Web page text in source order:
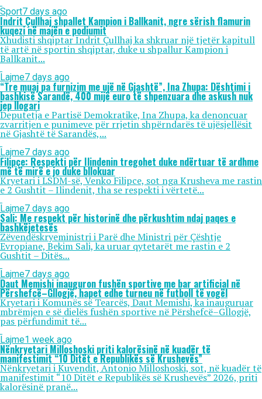
Sport7 days ago
Indrit Çullhaj shpallet Kampion i Ballkanit, ngre sërish flamurin
kuqezi në majën e podiumit
Xhudisti shqiptar Indrit Çullhaj ka shkruar një tjetër kapitull
të artë në sportin shqiptar, duke u shpallur Kampion i
Ballkanit...
Lajme7 days ago
“Tre muaj pa furnizim me ujë në Gjashtë”, Ina Zhupa: Dështimi i
bashkisë Sarandë, 400 mijë euro të shpenzuara dhe askush nuk
jep llogari
Deputetja e Partisë Demokratike, Ina Zhupa, ka denoncuar
zvarritjen e punimeve për rrjetin shpërndarës të ujësjellësit
në Gjashtë të Sarandës,...
Lajme7 days ago
Filipçe: Respekti për Ilindenin tregohet duke ndërtuar të ardhme
më të mirë e jo duke bllokuar
Kryetari i LSDM-së, Venko Filipce, sot nga Krusheva me rastin
e 2 Gushtit – Ilindenit, tha se respekti i vërtetë...
Lajme7 days ago
Sali: Me respekt për historinë dhe përkushtim ndaj paqes e
bashkëjetesës
Zëvendëskryeministri i Parë dhe Ministri për Çështje
Evropiane, Bekim Sali, ka uruar qytetarët me rastin e 2
Gushtit – Ditës...
Lajme7 days ago
Daut Memishi inauguron fushën sportive me bar artificial në
Përshefcë–Gllogjë, hapet edhe turneu në futboll të vogël
Kryetari i Komunës së Tearcës, Daut Memishi, ka inauguruar
mbrëmjen e së dielës fushën sportive në Përshefcë–Gllogjë,
pas përfundimit të...
Lajme1 week ago
Nënkryetari Milloshoski priti kalorësinë në kuadër të
manifestimit “10 Ditët e Republikës së Krushevës”
Nënkryetari i Kuvendit, Antonio Milloshoski, sot, në kuadër të
manifestimit “10 Ditët e Republikës së Krushevës” 2026, priti
kalorësinë pranë...